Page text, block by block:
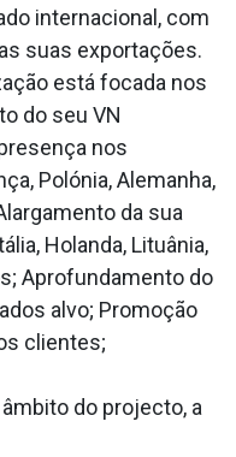
internacional, com
suas exportações.
está focada nos
do seu VN
nos
Polónia, Alemanha,
da sua
Holanda, Lituânia,
Aprofundamento do
alvo; Promoção
clientes;
do projecto, a